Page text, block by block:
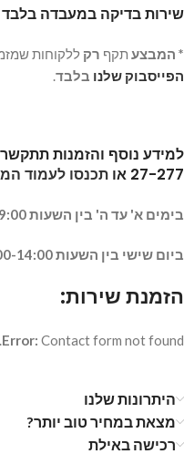
שירות בדיקה במעבדה
* המבצע תקף רק ללקוחות
הפייסבוק שלנו בלבד.
27-277 או תכנסו לעמוד
בימים א' עד ה' בין השעות 09:00-19:00
ביום שישי בין השעות 9:00-14:00
הזמנת שירות:
Error: Contact form not found.
היתרונות שלנו
מצאת במחיר טוב יותר?
רכישה באילת